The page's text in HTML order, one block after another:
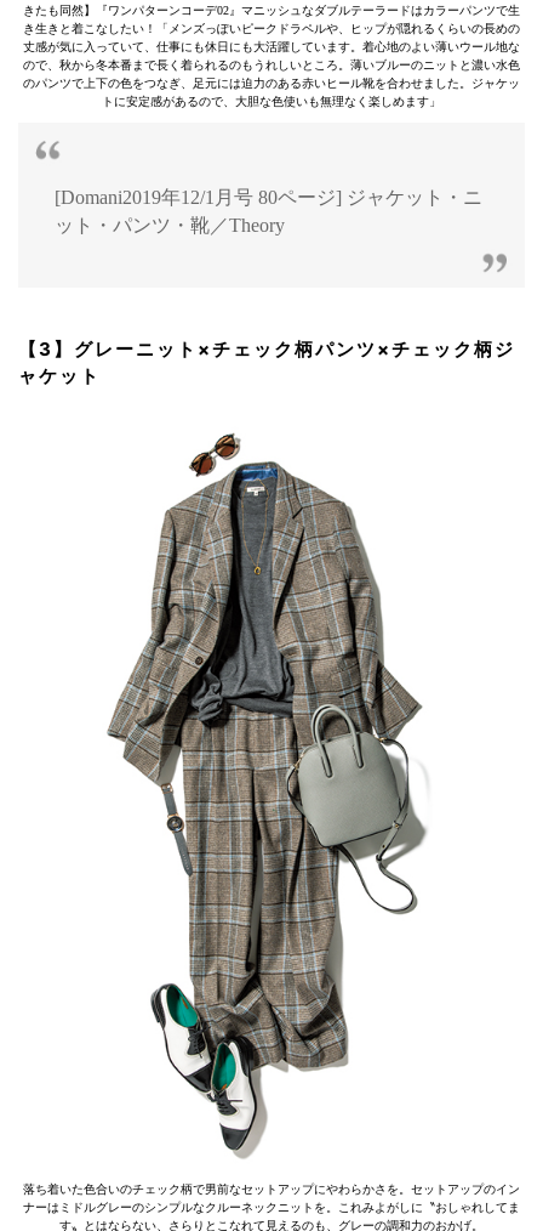
きたも同然】『ワンパターンコーデ02』マニッシュなダブルテーラードはカラーパンツで生
き生きと着こなしたい！「メンズっぽいピークドラペルや、ヒップが隠れるくらいの長めの
丈感が気に入っていて、仕事にも休日にも大活躍しています。着心地のよい薄いウール地な
ので、秋から冬本番まで長く着られるのもうれしいところ。薄いブルーのニットと濃い水色
のパンツで上下の色をつなぎ、足元には迫力のある赤いヒール靴を合わせました。ジャケッ
トに安定感があるので、大胆な色使いも無理なく楽しめます」
[Domani2019年12/1月号 80ページ] ジャケット・ニ
ット・パンツ・靴／Theory
【3】グレーニット×チェック柄パンツ×チェック柄ジ
ャケット
落ち着いた色合いのチェック柄で男前なセットアップにやわらかさを。セットアップのイン
ナーはミドルグレーのシンプルなクルーネックニットを。これみよがしに〝おしゃれしてま
す〟とはならない、さらりとこなれて見えるのも、グレーの調和力のおかげ。